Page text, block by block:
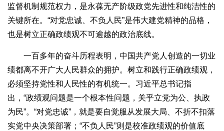
监督机制规范权力，是永葆无产阶级政党先进性和纯洁性的
关键所在。“对党忠诚、不负人民”是伟大建党精神的品格，
也是树立正确政绩观不可逾越的政治底线。
一百多年的奋斗历程表明，中国共产党人创造的一切业
绩都离不开广大人民群众的拥护。树立和践行正确政绩观，
必须坚持党性和人民性的有机统一。习近平总书记指
出，“政绩观问题是一个根本性问题，关乎立党为公、执政
为民”。“对党忠诚”，就是要自觉服从发展大局、不折不扣落
实党中央决策部署；“不负人民”则是校准政绩观的价值底